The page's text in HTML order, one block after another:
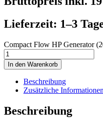
Lieferzeit: 1–3
Compact Flow HP Generator
In den Warenkorb
Beschreibung
Zusätzliche Informationen
Beschreibung